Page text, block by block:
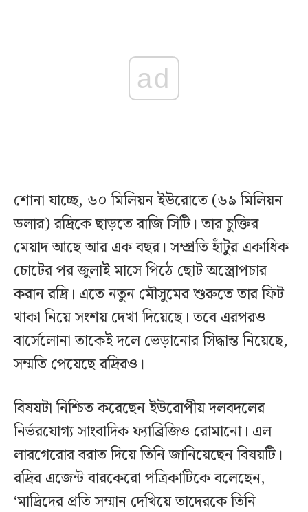
ad
শোনা যাচ্ছে, ৬০ মিলিয়ন ইউরোতে (৬৯ মিলিয়ন
ডলার) রদ্রিকে ছাড়তে রাজি সিটি। তার চুক্তির
মেয়াদ আছে আর এক বছর। সম্প্রতি হাঁটুর একাধিক
চোটের পর জুলাই মাসে পিঠে ছোট অস্ত্রোপচার
করান রদ্রি। এতে নতুন মৌসুমের শুরুতে তার ফিট
থাকা নিয়ে সংশয় দেখা দিয়েছে। তবে এরপরও
বার্সেলোনা তাকেই দলে ভেড়ানোর সিদ্ধান্ত নিয়েছে,
সম্মতি পেয়েছে রদ্রিরও।
বিষয়টা নিশ্চিত করেছেন ইউরোপীয় দলবদলের
নির্ভরযোগ্য সাংবাদিক ফ্যাব্রিজিও রোমানো। এল
লারগেরোর বরাত দিয়ে তিনি জানিয়েছেন বিষয়টি।
রদ্রির এজেন্ট বারকেরো পত্রিকাটিকে বলেছেন,
‘মাদ্রিদের প্রতি সম্মান দেখিয়ে তাদেরকে তিনি